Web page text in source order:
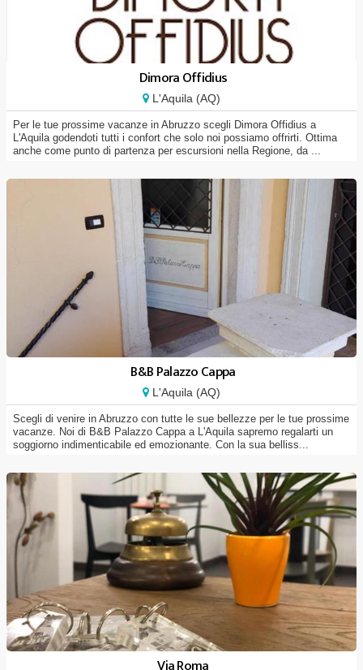
Dimora Offidius
L'Aquila (AQ)
Per le tue prossime vacanze in Abruzzo scegli Dimora Offidius a
L'Aquila godendoti tutti i confort che solo noi possiamo offrirti. Ottima
anche come punto di partenza per escursioni nella Regione, da ...
B&B Palazzo Cappa
L'Aquila (AQ)
Scegli di venire in Abruzzo con tutte le sue bellezze per le tue prossime
vacanze. Noi di B&B Palazzo Cappa a L'Aquila sapremo regalarti un
soggiorno indimenticabile ed emozionante. Con la sua belliss...